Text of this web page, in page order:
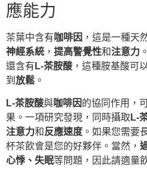
應能力
茶葉中含有咖啡因 ，這是一種天
神經系統 ， 提高警覺性和注意力
還含有 L-茶胺酸 ，這種胺基酸可
到 放鬆 。
L-茶胺酸與咖啡因的協同作用，
果。一項研究發現，同時攝取 L-
注意力和反應速度 。如果您需要
杯茶飲會是您的好夥伴。當然，
心悸、失眠等問題，因此請適量